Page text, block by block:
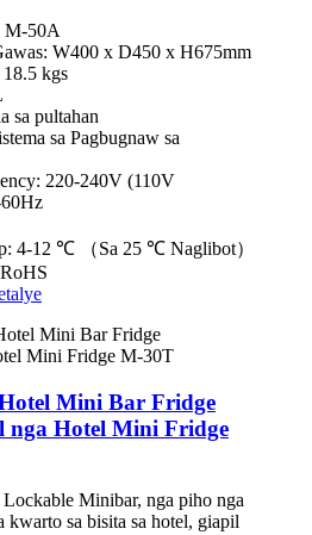
M-50A
W400 x D450 x H675mm
kgs
sa pultahan
sa Pagbugnaw sa
220-240V (110V
4-12 ℃ （Sa 25 ℃ Naglibot）
Mini Bar Fridge
nga Hotel Mini Fridge
Minibar, nga piho nga
kwarto sa bisita sa hotel, giapil